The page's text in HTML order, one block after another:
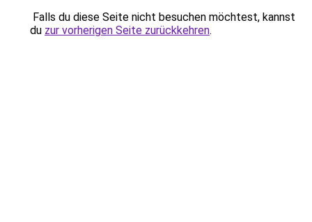
Falls du diese Seite nicht besuchen möchtest, kannst
du zur vorherigen Seite zurückkehren.